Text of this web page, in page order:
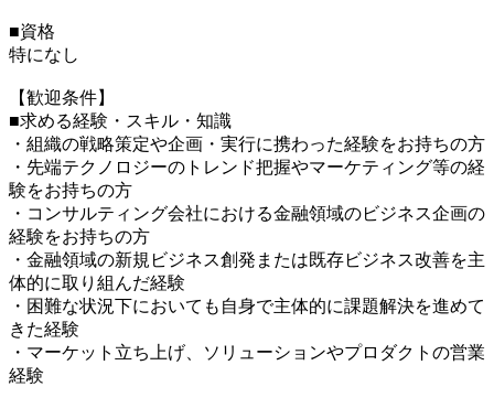
■資格
特になし
【歓迎条件】
■求める経験・スキル・知識
・組織の戦略策定や企画・実行に携わった経験をお持ちの方
・先端テクノロジーのトレンド把握やマーケティング等の経
験をお持ちの方
・コンサルティング会社における金融領域のビジネス企画の
経験をお持ちの方
・金融領域の新規ビジネス創発または既存ビジネス改善を主
体的に取り組んだ経験
・困難な状況下においても自身で主体的に課題解決を進めて
きた経験
・マーケット立ち上げ、ソリューションやプロダクトの営業
経験